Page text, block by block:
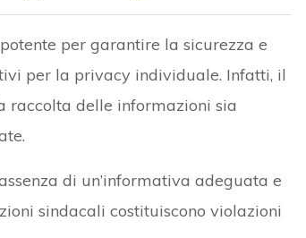
per garantire la sicurezza e
per la privacy individuale. Infatti, il
raccolta delle informazioni sia
di un’informativa adeguata e
sindacali costituiscono violazioni